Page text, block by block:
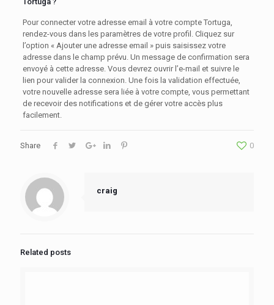
Pour connecter votre adresse email à votre compte Tortuga,
rendez-vous dans les paramètres de votre profil. Cliquez sur
l’option « Ajouter une adresse email » puis saisissez votre
adresse dans le champ prévu. Un message de confirmation sera
envoyé à cette adresse. Vous devrez ouvrir l’e-mail et suivre le
lien pour valider la connexion. Une fois la validation effectuée,
votre nouvelle adresse sera liée à votre compte, vous permettant
de recevoir des notifications et de gérer votre accès plus
facilement.
Share 0
craig
Related posts